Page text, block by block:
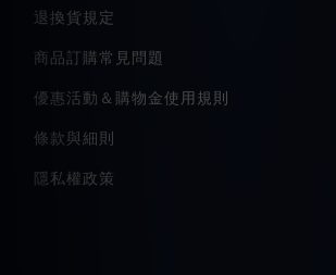
退換貨規定
商品訂購常見問題
優惠活動＆購物金使用規則
條款與細則
隱私權政策